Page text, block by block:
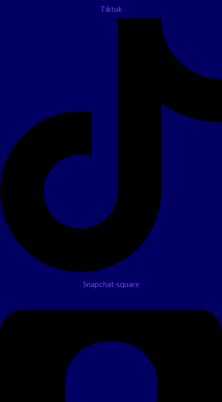
Tiktok
Snapchat-square